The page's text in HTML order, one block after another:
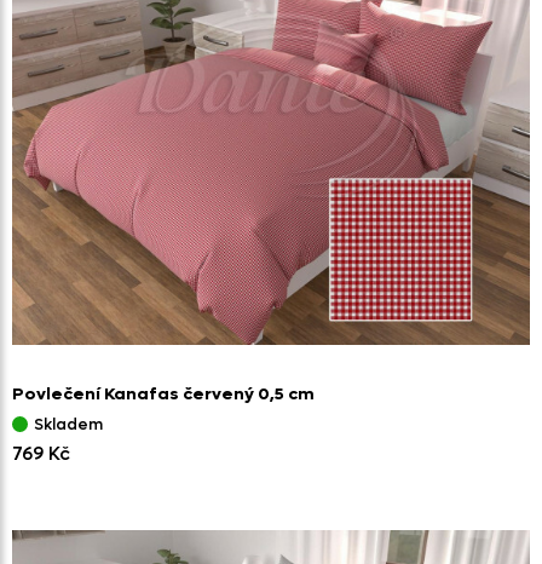
Povlečení Kanafas červený 0,5 cm
Skladem
769 Kč